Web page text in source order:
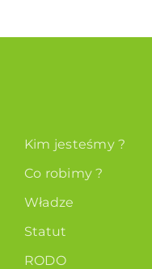
Kim jesteśmy ?
Co robimy ?
Władze
Statut
RODO